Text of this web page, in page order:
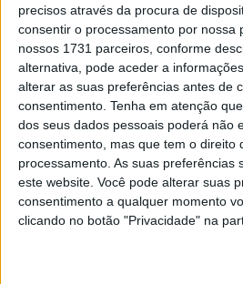
precisos através da procura de
consentir o processamento por nossa
nossos 1731 parceiros, conforme
alternativa, pode aceder a
alterar as suas preferências antes de
consentimento. Tenha em atenção
dos seus dados pessoais poderá não
consentimento, mas que tem o direito
processamento. As suas preferências
este website. Você pode alterar suas
consentimento a qualquer momento
clicando no botão "Privacidade" na
Ao mesmo tempo, a relação
KTM deteriorou-se
esconde a sua frustração depois
uma mudança de posição da KTM
possível promoção à equipa
mantém alguma incerteza em
Artigos relacionados
MotoGP: Bagnaia